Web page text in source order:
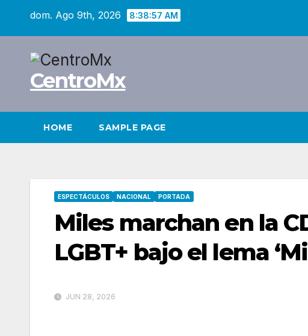
dom. Ago 9th, 2026 8:38:58 AM
CentroMx
HOME SAMPLE PAGE
ESPECTÁCULOS NACIONAL PORTADA
Miles marchan en la
LGBT+ bajo el lema
JUN 28, 2026